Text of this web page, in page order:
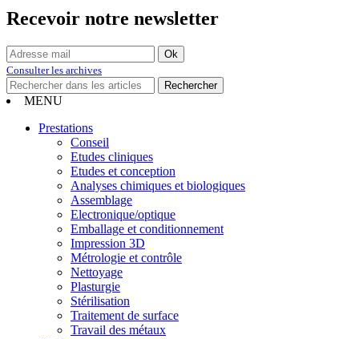
Recevoir notre newsletter
Consulter les archives
MENU
Prestations
Conseil
Etudes cliniques
Etudes et conception
Analyses chimiques et biologiques
Assemblage
Electronique/optique
Emballage et conditionnement
Impression 3D
Métrologie et contrôle
Nettoyage
Plasturgie
Stérilisation
Traitement de surface
Travail des métaux